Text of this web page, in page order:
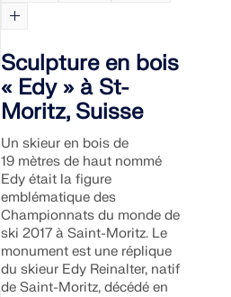
Sculpture en bois
« Edy » à St-
Moritz, Suisse
Un skieur en bois de
19 mètres de haut nommé
Edy était la figure
emblématique des
Championnats du monde de
ski 2017 à Saint-Moritz. Le
monument est une réplique
du skieur Edy Reinalter, natif
de Saint-Moritz, décédé en